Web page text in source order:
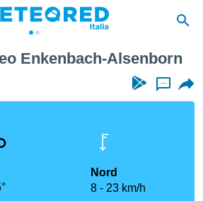
Enkenbach-Alsenborn
...
Nord
8
23 km/h